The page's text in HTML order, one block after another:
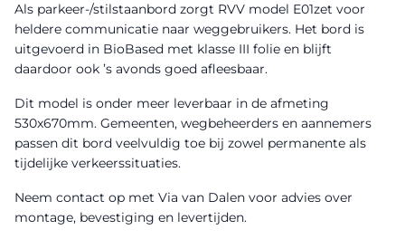
Als parkeer-/stilstaanbord zorgt RVV model E01zet voor
heldere communicatie naar weggebruikers. Het bord is
uitgevoerd in BioBased met klasse III folie en blijft
daardoor ook ’s avonds goed afleesbaar.
Dit model is onder meer leverbaar in de afmeting
530x670mm. Gemeenten, wegbeheerders en aannemers
passen dit bord veelvuldig toe bij zowel permanente als
tijdelijke verkeerssituaties.
Neem contact op met Via van Dalen voor advies over
montage, bevestiging en levertijden.